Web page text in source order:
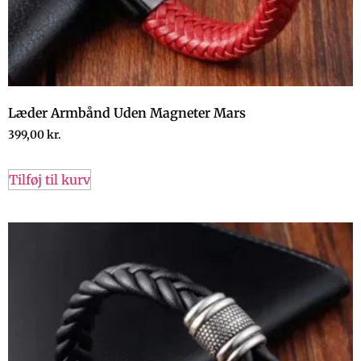
Læder Armbånd Uden Magneter Mars
399,00kr.
Tilføj til kurv